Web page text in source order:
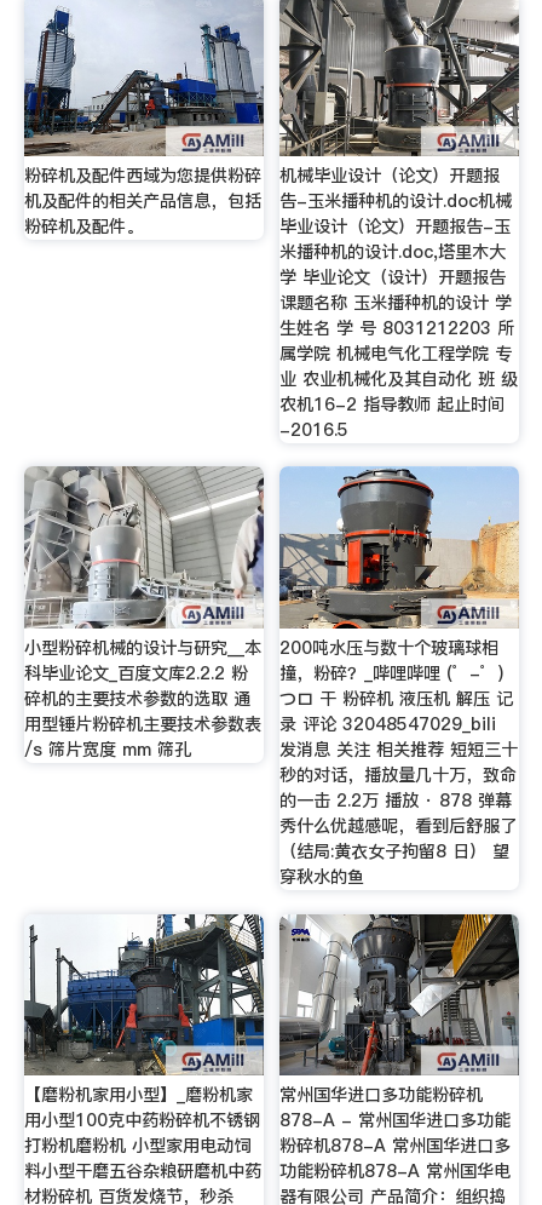
粉碎机及配件西域为您提供粉碎
机及配件的相关产品信息，包括
粉碎机及配件。
机械毕业设计（论文）开题报
告-玉米播种机的设计.doc机械
毕业设计（论文）开题报告-玉
米播种机的设计.doc,塔里木大
学 毕业论文（设计）开题报告
课题名称 玉米播种机的设计 学
生姓名 学 号 8031212203 所
属学院 机械电气化工程学院 专
业 农业机械化及其自动化 班 级
农机16-2 指导教师 起止时间
-2016.5
小型粉碎机械的设计与研究__本
科毕业论文_百度文库2.2.2 粉
碎机的主要技术参数的选取 通
用型锤片粉碎机主要技术参数表
/s 筛片宽度 mm 筛孔
200吨水压与数十个玻璃球相
撞，粉碎？_哔哩哔哩 (゜-゜)
つロ 干 粉碎机 液压机 解压 记
录 评论 32048547029_bili
发消息 关注 相关推荐 短短三十
秒的对话，播放量几十万，致命
的一击 2.2万 播放 · 878 弹幕
秀什么优越感呢，看到后舒服了
（结局:黄衣女子拘留8 日） 望
穿秋水的鱼
【磨粉机家用小型】_磨粉机家
用小型100克中药粉碎机不锈钢
打粉机磨粉机 小型家用电动饲
料小型干磨五谷杂粮研磨机中药
材粉碎机 百货发烧节，秒杀
常州国华进口多功能粉碎机
878-A - 常州国华进口多功能
粉碎机878-A 常州国华进口多
功能粉碎机878-A 常州国华电
器有限公司 产品简介：组织捣